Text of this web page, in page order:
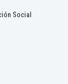
Social